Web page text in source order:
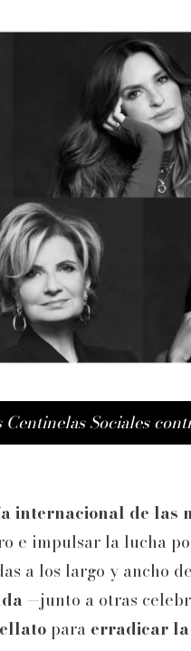
Centinelas Sociales
internacional de las
e impulsar la lucha
a los largo y ancho
—junto a otras
para erradicar la